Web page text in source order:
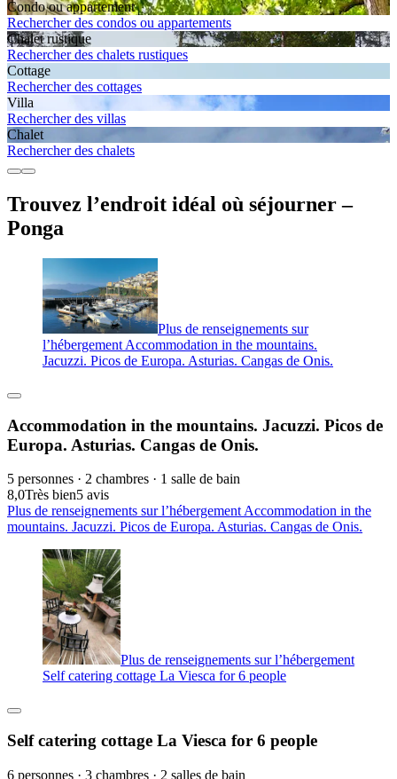
Condo ou appartement
Rechercher des condos ou appartements
Chalet rustique
Rechercher des chalets rustiques
Cottage
Rechercher des cottages
Villa
Rechercher des villas
Chalet
Rechercher des chalets
Trouvez l’endroit idéal où séjourner –
Ponga
Plus de renseignements sur
l’hébergement Accommodation in the mountains.
Jacuzzi. Picos de Europa. Asturias. Cangas de Onis.
Accommodation in the mountains. Jacuzzi. Picos de
Europa. Asturias. Cangas de Onis.
5 personnes · 2 chambres · 1 salle de bain
8,0Très bien5 avis
Plus de renseignements sur l’hébergement Accommodation in the
mountains. Jacuzzi. Picos de Europa. Asturias. Cangas de Onis.
Plus de renseignements sur l’hébergement
Self catering cottage La Viesca for 6 people
Self catering cottage La Viesca for 6 people
6 personnes · 3 chambres · 2 salles de bain